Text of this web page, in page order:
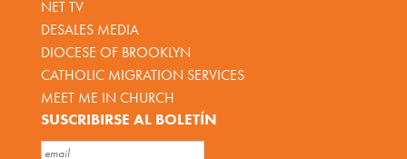
NET TV
DESALES MEDIA
DIOCESE OF BROOKLYN
CATHOLIC MIGRATION SERVICES
MEET ME IN CHURCH
SUSCRIBIRSE AL BOLETÍN